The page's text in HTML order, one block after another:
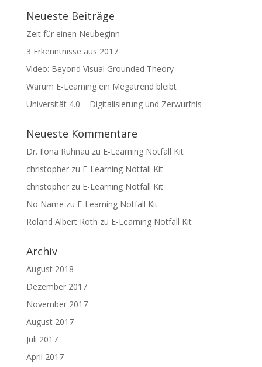
Neueste Beiträge
Zeit für einen Neubeginn
3 Erkenntnisse aus 2017
Video: Beyond Visual Grounded Theory
Warum E-Learning ein Megatrend bleibt
Universität 4.0 – Digitalisierung und Zerwürfnis
Neueste Kommentare
Dr. Ilona Ruhnau zu E-Learning Notfall Kit
christopherzu E-Learning Notfall Kit
christopherzu E-Learning Notfall Kit
No Name zu E-Learning Notfall Kit
Roland Albert Roth zu E-Learning Notfall Kit
Archiv
August 2018
Dezember 2017
November 2017
August 2017
Juli 2017
April 2017